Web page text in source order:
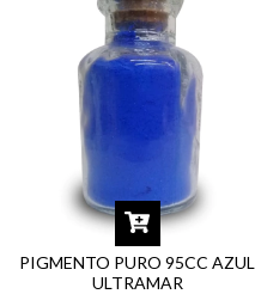
PIGMENTO PURO 95CC AZUL
ULTRAMAR